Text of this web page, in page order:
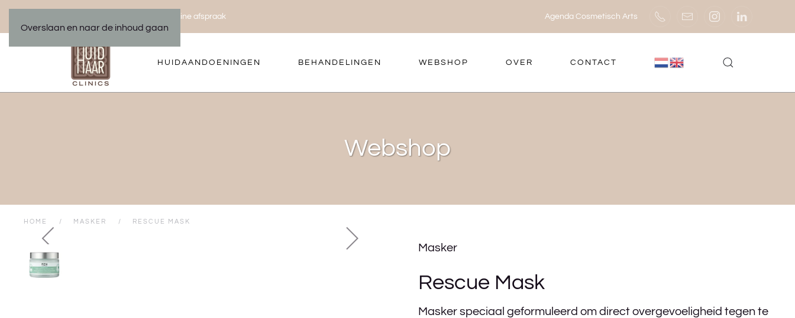
Overslaan en naar de inhoud gaan
Maak een online afspraak Agenda Cosmetisch Arts
HUIDAANDOENINGEN BEHANDELINGEN WEBSHOP OVER CONTACT
Webshop
HOME MASKER RESCUE MASK
Masker
Rescue Mask
Masker speciaal geformuleerd om direct overgevoeligheid tegen te